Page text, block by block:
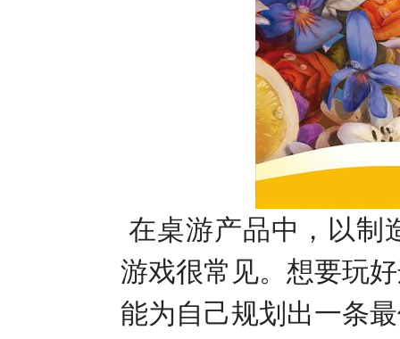
在桌游产品中，以
游戏很常见。想要玩
能为自己规划出一条